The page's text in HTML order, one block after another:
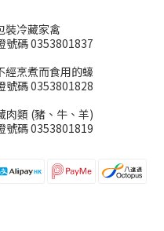
裝冷藏家禽
號碼 0353801837
經烹煮而食用的蠔
號碼 0353801828
肉類 (豬、牛、羊)
號碼 0353801819